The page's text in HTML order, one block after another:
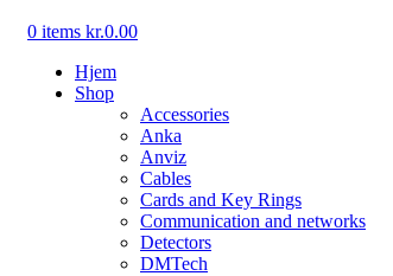
0 items kr.0.00
Hjem
Shop
Accessories
Anka
Anviz
Cables
Cards and Key Rings
Communication and networks
Detectors
DMTech